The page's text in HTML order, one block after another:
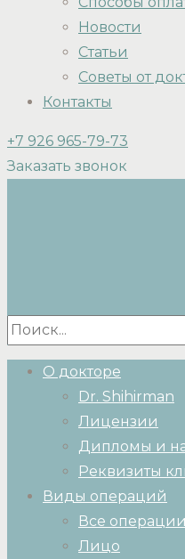
Новости
Статьи
Советы от
Контакты
+7 926 965-79-73
Заказать звонок
О докторе
Dr. Shihirman
Лицензии
Дипломы и
Реквизиты
Виды операций
Все операции
Лицо